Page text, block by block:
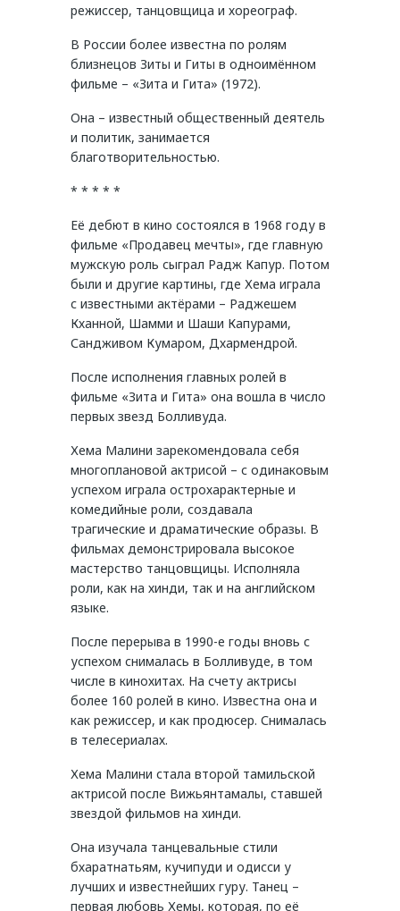
режиссер, танцовщица и хореограф.
В России более известна по ролям
близнецов Зиты и Гиты в одноимённом
фильме – «Зита и Гита» (1972).
Она – известный общественный деятель
и политик, занимается
благотворительностью.
* * * * *
Её дебют в кино состоялся в 1968 году в
фильме «Продавец мечты», где главную
мужскую роль сыграл Радж Капур. Потом
были и другие картины, где Хема играла
с известными актёрами – Раджешем
Кханной, Шамми и Шаши Капурами,
Сандживом Кумаром, Дхармендрой.
После исполнения главных ролей в
фильме «Зита и Гита» она вошла в число
первых звезд Болливуда.
Хема Малини зарекомендовала себя
многоплановой актрисой – с одинаковым
успехом играла острохарактерные и
комедийные роли, создавала
трагические и драматические образы. В
фильмах демонстрировала высокое
мастерство танцовщицы. Исполняла
роли, как на хинди, так и на английском
языке.
После перерыва в 1990-е годы вновь с
успехом снималась в Болливуде, в том
числе в кинохитах. На счету актрисы
более 160 ролей в кино. Известна она и
как режиссер, и как продюсер. Снималась
в телесериалах.
Хема Малини стала второй тамильской
актрисой после Вижьянтамалы, ставшей
звездой фильмов на хинди.
Она изучала танцевальные стили
бхаратнатьям, кучипуди и одисси у
лучших и известнейших гуру. Танец –
первая любовь Хемы, которая, по её